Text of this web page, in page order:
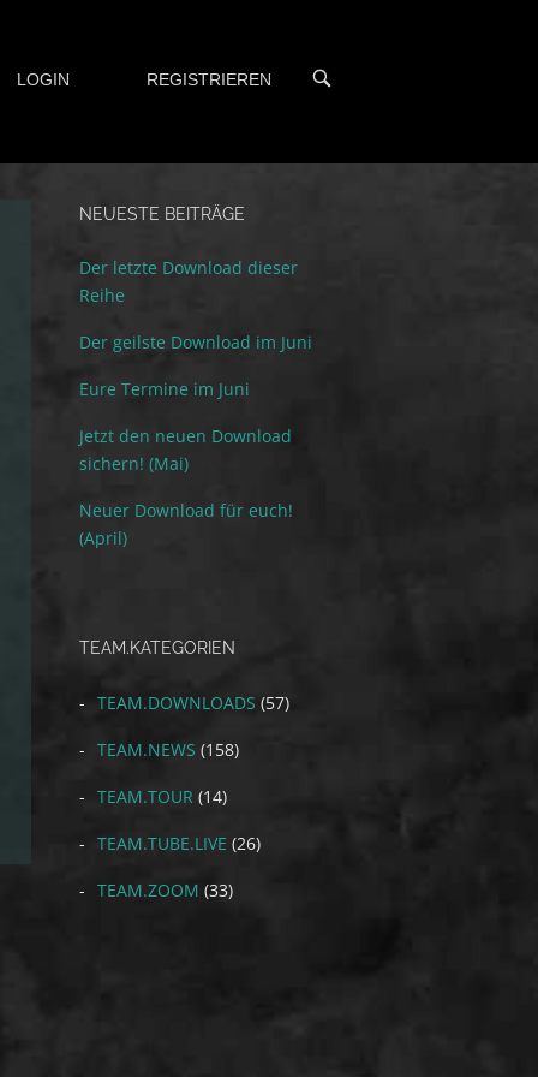
LOGIN REGISTRIEREN
OPEN
SEARCH
NEUESTE BEITRÄGE
Der letzte Download dieser
Reihe
Der geilste Download im Juni
Eure Termine im Juni
Jetzt den neuen Download
sichern! (Mai)
Neuer Download für euch!
(April)
TEAM.KATEGORIEN
TEAM.DOWNLOADS (57)
TEAM.NEWS (158)
TEAM.TOUR (14)
TEAM.TUBE.LIVE (26)
TEAM.ZOOM (33)